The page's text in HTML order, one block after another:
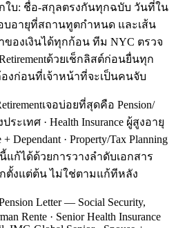
ใบ: ชื่อ-สกุลตรงกันทุกฉบับ วันที่ใน
บอายุที่สถานทูตกำหนด และเส้น
ของเงินได้ทุกก้อน ทีม NYC ตรวจ
ด้วยเช็กลิสต์ก่อนยื่นทุก
งก่อนที่เจ้าหน้าที่จะเป็นคนจับ
เจอบ่อยที่สุดคือ Pension/
ะเทศ · Health Insurance ผู้สูงอายุ
Dependant · Property/Tax Planning
ก้ได้ด้วยการวางลำดับเอกสาร
ตั้งแต่ต้น ไม่ใช่ตามแก้ทีหลัง
Letter — Social Security,
Rente · Senior Health Insurance